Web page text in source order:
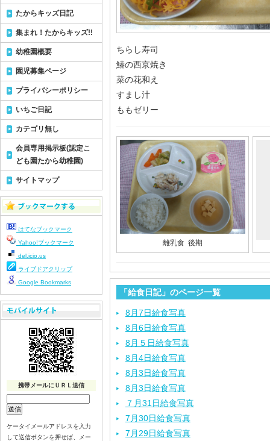
ちらし寿司
鰆の西京焼き
菜の花和え
すまし汁
ももゼリー
離乳食 後期
「給食日記」のページ一覧
8月7日給食写真
8月6日給食写真
8月５日給食写真
8月4日給食写真
8月3日給食写真
8月3日給食写真
７月31日給食写真
7月30日給食写真
7月29日給食写真
たからキッズ日記
集まれ！たからキッズ!!
幼稚園概要
園児募集ページ
プライバシーポリシー
いちご日記
カテゴリ無し
会員専用掲示板(認定こ
ども園たから幼稚園)
サイトマップ
はてなブックマーク
Yahoo!ブックマーク
del.icio.us
ライブドアクリップ
Google Bookmarks
携帯メールにＵＲＬ送信
ケータイメールアドレスを入力
して送信ボタンを押せば、メー